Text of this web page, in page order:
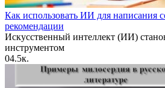
Как использовать ИИ для написания
рекомендации
Искусственный интеллект (ИИ)
инструментом
04.5к.